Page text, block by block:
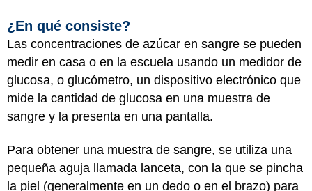
¿En qué consiste?
Las concentraciones de azúcar en sangre se pueden
medir en casa o en la escuela usando un medidor de
glucosa, o glucómetro, un dispositivo electrónico que
mide la cantidad de glucosa en una muestra de
sangre y la presenta en una pantalla.
Para obtener una muestra de sangre, se utiliza una
pequeña aguja llamada lanceta, con la que se pincha
la piel (generalmente en un dedo o en el brazo) para